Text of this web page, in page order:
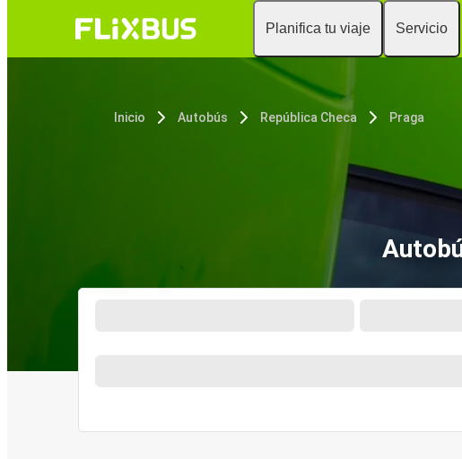
Planifica tu viaje Servicio
Inicio Autobús República Checa Praga